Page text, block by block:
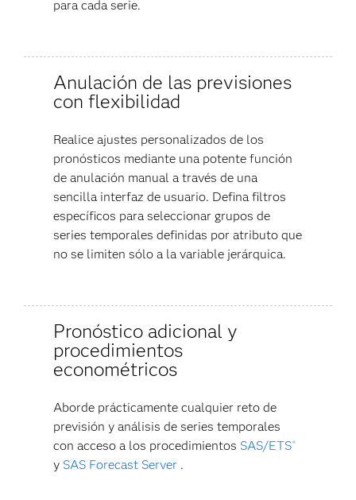
para cada serie.
Anulación de las previsiones
con flexibilidad
Realice ajustes personalizados de los
pronósticos mediante una potente función
de anulación manual a través de una
sencilla interfaz de usuario. Defina filtros
específicos para seleccionar grupos de
series temporales definidas por atributo que
no se limiten sólo a la variable jerárquica.
Pronóstico adicional y
procedimientos
econométricos
Aborde prácticamente cualquier reto de
previsión y análisis de series temporales
con acceso a los procedimientos SAS/ETS®
y SAS Forecast Server.